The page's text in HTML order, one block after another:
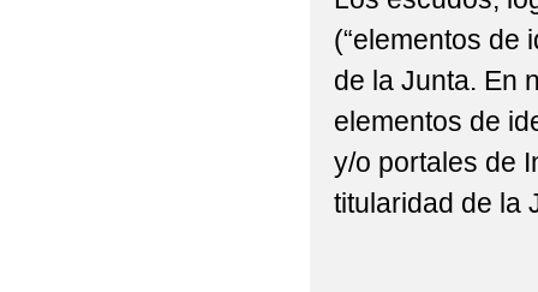
(“elementos de
de la Junta. En
elementos de
y/o portales de
titularidad de la